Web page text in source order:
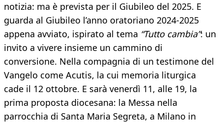
notizia: ma è prevista per il Giubileo del 2025. E
guarda al Giubileo l’anno oratoriano 2024-2025
appena avviato, ispirato al tema “Tutto cambia”: un
invito a vivere insieme un cammino di
conversione. Nella compagnia di un testimone del
Vangelo come Acutis, la cui memoria liturgica
cade il 12 ottobre. E sarà venerdì 11, alle 19, la
prima proposta diocesana: la Messa nella
parrocchia di Santa Maria Segreta, a Milano in